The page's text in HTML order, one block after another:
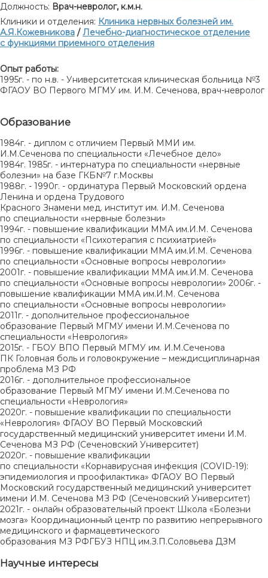
Должность: Врач-невролог, к.м.н.
Клиники и отделения: Клиника нервных болезней им.
А.Я.Кожевникова /Лечебно-диагностическое отделение
с функциями приемного отделения
Опыт работы:
1995г. - по н.в. - Университетская клиническая больница №3
ФГАОУ ВО Первого МГМУ им. И.М. Сеченова, врач-невролог
Образование
1984г. - диплом с отличием Первый ММИ им.
И.М.Сеченова по специальности «Лечебное дело»
1984г. 1985г. - интернатура по специальности «нервные
болезни» на базе ГКБ№7 г.Москвы
1988г. - 1990г. - ординатура Первый Московский ордена
Ленина и ордена Трудового
Красного Знамени мед. институт им. И.М. Сеченова
по специальности «нервные болезни»
1994г. - повышение квалификации ММА им.И.М. Сеченова
по специальности «Психотерапия с психиатрией»
1996г. - повышение квалификации ММА им.И.М. Сеченова
по специальности «Основные вопросы неврологии»
2001г. - повышение квалификации ММА им.И.М. Сеченова
по специальности «Основные вопросы неврологии» 2006г. -
повышение квалификации ММА им.И.М. Сеченова
по специальности «Основные вопросы неврологии»
2011г. - дополнительное профессиональное
образование Первый МГМУ имени И.М.Сеченова по
специальности «Неврология»
2015г. - ГБОУ ВПО Первый МГМУ им. И.М.Сеченова
ПК Головная боль и головокружение – междисциплинарная
проблема МЗ РФ
2016г. - дополнительное профессиональное
образование Первый МГМУ имени И.М.Сеченова по
специальности «Неврология»
2020г. - повышение квалификации по специальности
«Неврология» ФГАОУ ВО Первый Московский
государственный медицинский университет имени И.М.
Сеченова МЗ РФ (Сеченовский Университет)
2020г. - повышение квалификации
по специальности «Корнавирусная инфекция (COVID-19):
эпидемиология и проофилактика» ФГАОУ ВО Первый
Московский государственный медицинский университет
имени И.М. Сеченова МЗ РФ (Сеченовский Университет)
2021г. - онлайн образовательный проект Школа «Болезни
мозга» Координационный центр по развитию непрерывного
медицинского и фармацевтического
образования МЗ РФГБУЗ НПЦ им.З.П.Соловьева ДЗМ
Научные интересы